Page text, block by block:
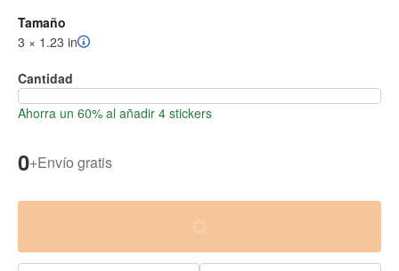
Tamaño
3 × 1.23 in
Cantidad
Ahorra un 60% al añadir 4 stickers
0+Envío gratis